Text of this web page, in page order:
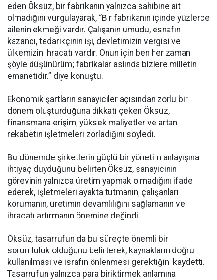
eden Öksüz, bir fabrikanın yalnızca sahibine ait
olmadığını vurgulayarak, “Bir fabrikanın içinde yüzlerce
ailenin ekmeği vardır. Çalışanın umudu, esnafın
kazancı, tedarikçinin işi, devletimizin vergisi ve
ülkemizin ihracatı vardır. Onun için ben her zaman
şöyle düşünürüm; fabrikalar aslında bizlere milletin
emanetidir.” diye konuştu.
Ekonomik şartların sanayiciler açısından zorlu bir
dönem oluşturduğuna dikkati çeken Öksüz,
finansmana erişim, yüksek maliyetler ve artan
rekabetin işletmeleri zorladığını söyledi.
Bu dönemde şirketlerin güçlü bir yönetim anlayışına
ihtiyaç duyduğunu belirten Öksüz, sanayicinin
görevinin yalnızca üretim yapmak olmadığını ifade
ederek, işletmeleri ayakta tutmanın, çalışanları
korumanın, üretimin devamlılığını sağlamanın ve
ihracatı artırmanın önemine değindi.
Öksüz, tasarrufun da bu süreçte önemli bir
sorumluluk olduğunu belirterek, kaynakların doğru
kullanılması ve israfın önlenmesi gerektiğini kaydetti.
Tasarrufun yalnızca para biriktirmek anlamına